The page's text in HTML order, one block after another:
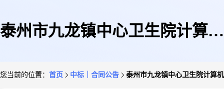
泰州市九龙镇中心卫生院计算机
您当前的位置： 首页 中标｜合同公告 泰州市九龙镇中心卫生院计算